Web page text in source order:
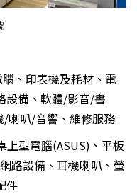
、印表機及耗材、電
設備、軟體/影音/書
喇叭/音響、維修服務
型電腦(ASUS)、平板
路設備、耳機喇叭、螢
件